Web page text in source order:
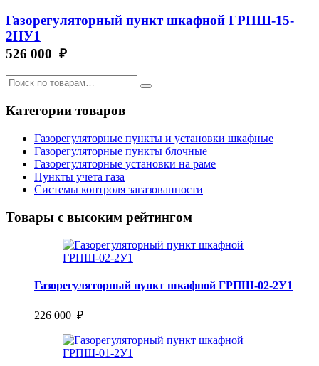
Газорегуляторный пункт шкафной ГРПШ-15-
2НУ1
526 000 ₽
Категории товаров
Газорегуляторные пункты и установки шкафные
Газорегуляторные пункты блочные
Газорегуляторные установки на раме
Пункты учета газа
Системы контроля загазованности
Товары с высоким рейтингом
Газорегуляторный пункт шкафной ГРПШ-02-2У1
226 000 ₽